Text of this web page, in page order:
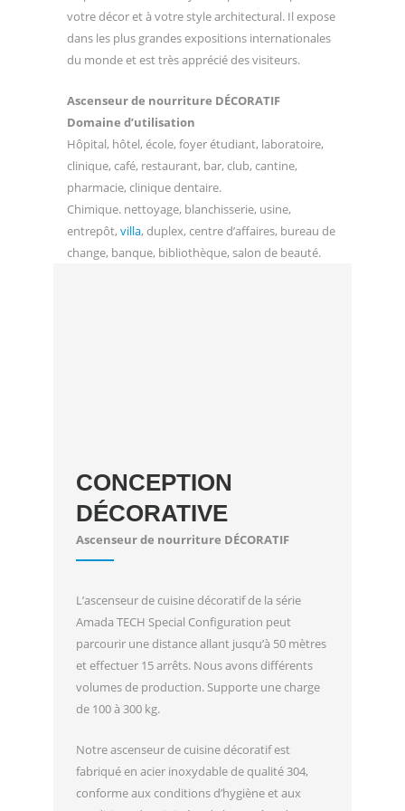
votre décor et à votre style architectural. Il expose
dans les plus grandes expositions internationales
du monde et est très apprécié des visiteurs.
Ascenseur de nourriture DÉCORATIF
Domaine d’utilisation
Hôpital, hôtel, école, foyer étudiant, laboratoire,
clinique, café, restaurant, bar, club, cantine,
pharmacie, clinique dentaire.
Chimique. nettoyage, blanchisserie, usine,
entrepôt, villa, duplex, centre d’affaires, bureau de
change, banque, bibliothèque, salon de beauté.
CONCEPTION
DÉCORATIVE
Ascenseur de nourriture DÉCORATIF
L’ascenseur de cuisine décoratif de la série
Amada TECH Special Configuration peut
parcourir une distance allant jusqu’à 50 mètres
et effectuer 15 arrêts. Nous avons différents
volumes de production. Supporte une charge
de 100 à 300 kg.
Notre ascenseur de cuisine décoratif est
fabriqué en acier inoxydable de qualité 304,
conforme aux conditions d’hygiène et aux